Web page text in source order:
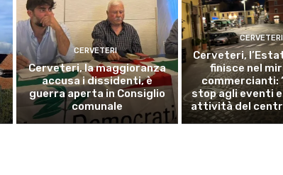
CERVETERI
Cerveteri, la maggioranza
accusa i dissidenti, è
guerra aperta in Consiglio
comunale
CERVETERI
Cerveteri,
finisce nel
commercianti:
stop agli eventi
attività del